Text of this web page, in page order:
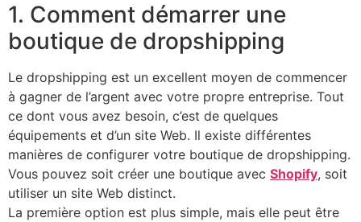
1. Comment démarrer une
boutique de dropshipping
Le dropshipping est un excellent moyen de commencer
à gagner de l’argent avec votre propre entreprise. Tout
ce dont vous avez besoin, c’est de quelques
équipements et d’un site Web. Il existe différentes
manières de configurer votre boutique de dropshipping.
Vous pouvez soit créer une boutique avec Shopify, soit
utiliser un site Web distinct.
La première option est plus simple, mais elle peut être